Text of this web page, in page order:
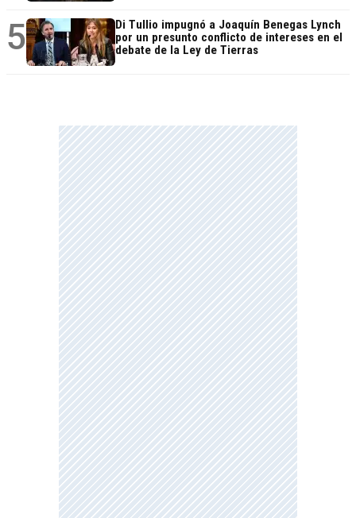
5
Di Tullio impugnó a Joaquín Benegas Lynch
por un presunto conflicto de intereses en el
debate de la Ley de Tierras